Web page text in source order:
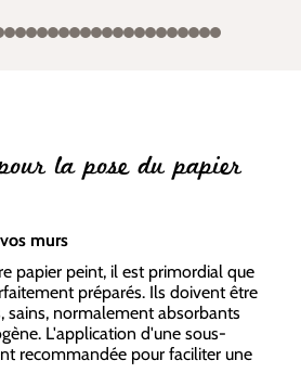
la pose du papier
murs
papier peint, il est primordial que
préparés. Ils doivent être
sains, normalement absorbants
L'application d'une sous-
recommandée pour faciliter une